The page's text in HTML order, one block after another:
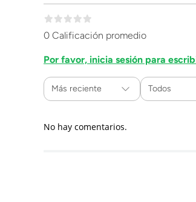
0 Calificación promedio
Por favor, inicia sesión para
Más reciente Todos
No hay comentarios.